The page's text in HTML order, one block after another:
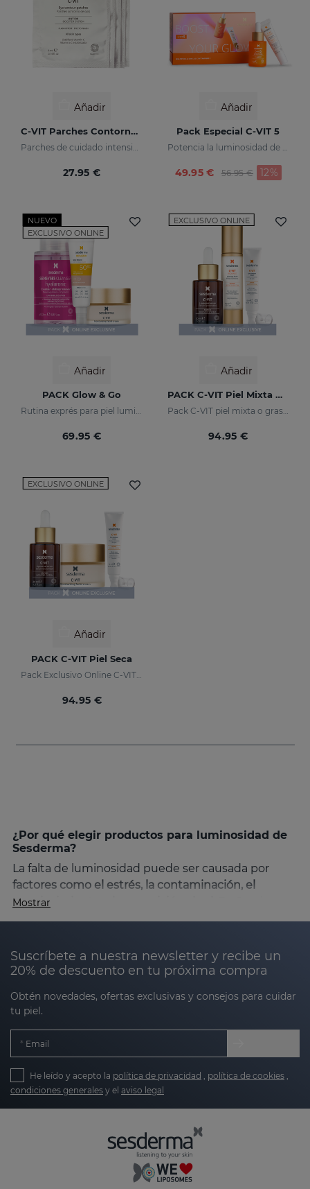
Añadir
C-VIT Parches Contorno De Ojos
Parches de cuidado intensivo que devolverán a tu mirada un aspecto saludable e incrementarán su luminosidad
27.95 €
Añadir
Pack Especial C-VIT 5
Potencia la luminosidad de tu piel
Price reduced
56.95 €
to 12%
49.95 €
NUEVO
EXCLUSIVO ONLINE
Añadir
PACK Glow & Go
Rutina exprés para piel luminosa y protegida
69.95 €
EXCLUSIVO ONLINE
Añadir
PACK C-VIT Piel Mixta O Grasa
Pack C-VIT piel mixta o grasa - exclusivo online
94.95 €
EXCLUSIVO ONLINE
Añadir
PACK C-VIT Piel Seca
94.95 €
¿Por qué elegir productos para luminosidad de
Sesderma?
La falta de luminosidad puede ser causada por
factores como el estrés, la contaminación, el
envejecimiento o la exposición al sol
hemos desarrollado una línea específica para
innovadores que revitalizan la piel, aportan brillo y
unifican el tono.
Nuestros productos están diseñados para:
Devolver la vitalidad y luz natural:
Unificar el tono:reducen pequeñas
irregularidades y promueven una apariencia
Proteger frente a agresiones externas:
a antioxidantes avanzados, tu piel estará
preparada para enfrentar las agresiones de
Mostrar
Suscríbete a nuestra newsletter y recibe un
20% de descuento en tu próxima compra
Obtén novedades, ofertas exclusivas y consejos para cuidar
tu piel.
Email
He leído y acepto la política de privacidad política de cookies
condiciones generales y el aviso legal